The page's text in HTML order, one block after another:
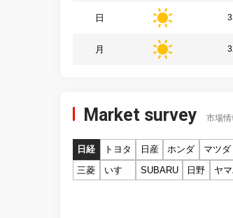
日
月
Market survey 市場情
日経 トヨタ 日産 ホンダ マツダ
三菱
いすゞ SUBARU 日野 ヤ